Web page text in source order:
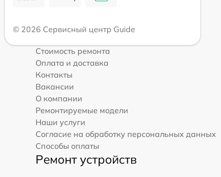
© 2026 Сервисный центр Guide
Стоимость ремонта
Оплата и доставка
Контакты
Вакансии
О компании
Ремонтируемые модели
Наши услуги
Согласие на обработку персональных данных
Способы оплаты
Ремонт устройств